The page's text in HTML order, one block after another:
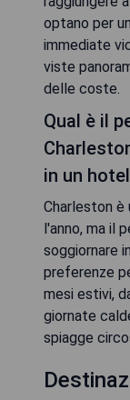
optano per
immediate
viste
delle coste.
Qual è il
in un
Charleston
l'anno, ma il
soggiornare
preferenze
mesi estivi,
giornate
spiagge